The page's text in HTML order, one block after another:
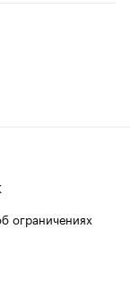
ограничениях